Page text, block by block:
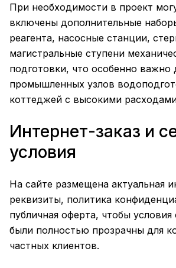
При необходимости в проект
включены дополнительные
реагента, насосные станции,
магистральные ступени
подготовки, что особенно важно
промышленных узлов
коттеджей с высокими
Интернет-заказ и
условия
На сайте размещена актуальная
реквизиты, политика
публичная оферта, чтобы условия
были полностью прозрачны для
частных клиентов.